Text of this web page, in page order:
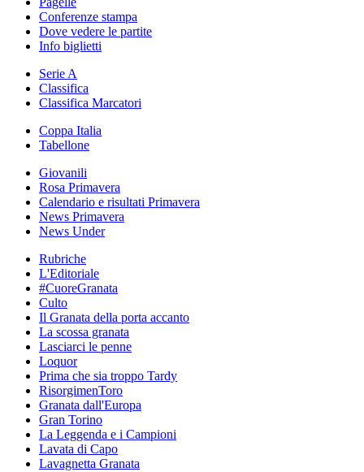
Conferenze stampa
Dove vedere le partite
Info biglietti
Serie A
Classifica
Classifica Marcatori
Coppa Italia
Tabellone
Giovanili
Rosa Primavera
Calendario e risultati Primavera
News Primavera
News Under
Rubriche
L'Editoriale
#CuoreGranata
Culto
Il Granata della porta accanto
La scossa granata
Lasciarci le penne
Loquor
Prima che sia troppo Tardy
RisorgimenToro
Granata dall'Europa
Gran Torino
La Leggenda e i Campioni
Lavata di Capo
Lavagnetta Granata